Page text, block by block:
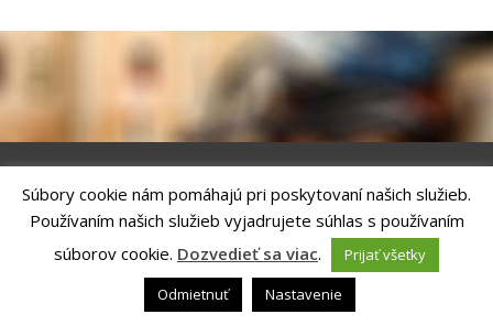
Všeobecne záväzné nariadenia
Územné plánovanie
Organizácie
Transparentné mesto
Geo informačný systém – Kežmarok
Tlačové správy
Riešenie ANTIK SMART CITY
| Technický prevádzkovateľ – MVI
Technology, s.r.o.
Správca webového sídla: Mesto Kežmarok, Hlavné námestie, 060 01
Kežmarok, tel.: +421524660111
podatelna@kezmarok.sk,|Vyhlásenie o prístupnosti
Ochrana osobných údajov
Súbory cookie nám pomáhajú pri poskytovaní našich služieb.
Používaním našich služieb vyjadrujete súhlas s používaním
súborov cookie. Dozvedieť sa viac.
Prijať všetky
Odmietnuť
Nastavenie